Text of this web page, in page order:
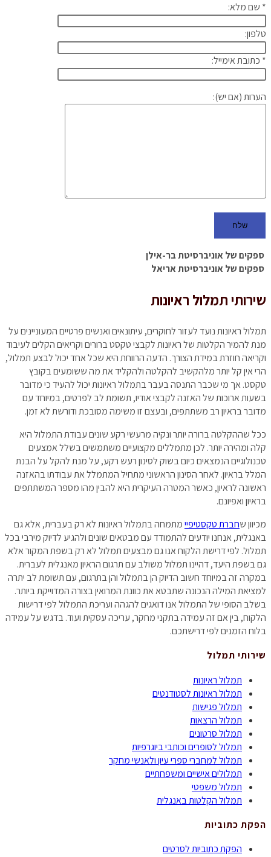
* שם מלא:
טלפון:
* כתובת אימייל:
הערות (אם יש):
ספקים של אוניברסיטת בר-אילן
ספקים של אוניברסיטת אריאל
שירותי תמלול ראיונות
תמלול ראיונות נועד לעזור לחוקרים, עיתונאים ואנשים פרטיים המעוניינים על
מנת להמיר הקלטות של ראיונות לקבצי טקסט ברורים וקריאים הקלים לעיבוד
וקריאה חוזרת במידת הצורך. הדעה הרווחת היא שכל אחד יכול לבצע תמלול,
הרי אין קל יותר מלהקשיב להקלטה ולהקליד את מה ששומעים בקובץ
טקסט. אך מי שכבר התנסה בעבר בתמלול ראיונות יכול להעיד כי מדובר
בשעות ארוכות של האזנה לקבצי אודיו, תשומת לב לפרטים, במיוחד עם
מדובר בראיון רב משתתפים, ובעצם זו משימה מסובכת ודורשת לא זמן.
ככל שההקלטה ברורה יותר ונקיה מרעשי רקע שונים עבודת התמלול היא
קלה ומהירה יותר. לכן מתמללים מקצועיים משתמשים בשלל אמצעים
טכנולוגיים הנמצאים כיום בשוק לסינון רעש רקע, על מנת להקל על הבנת
המלל בראיון. לאחר הסינון הראשוני מתחיל המתמלל את עבודתו בהאזנה
ראשונה לראיון, כאשר המטרה העיקרית היא להבין מהו מספר המשתתפים
בראיון ואפיונם.
מכיוון שחברת טקסטיפיימתמחה בתמלול ראיונות לא רק בעברית, אלא גם
באנגלית, אנחנו יודעים להתמודד עם מבטאים שונים ולהגיע לדיוק מירבי בכל
תמלול. לפי דרישת הלקוח אנו גם מבצעים תמלול לא רק בשפת המקור אלא
גם בשפת היעד, דהיינו תמלול משולב עם תרגום הראיון מאנגלית לעברית.
במקרה זה במיוחד חשוב הדיוק הן בתמלול והן בתרגום, עם תשומת לב יתרה
למציאת המילה הנכונה שתבטא את כוונת המרואין בצורה המדוייקת ביותר.
בשלב הסופי של התמלול אנו דואגים להגהה ועריכת התמלול לפי דרישות
הלקוח, בין אם זה עמידה בתקני מחקר, עריכה עסקית ועוד. בדגש על עמידה
בלוח הזמנים לפי דרישתכם.
שירותי תמלול
תמלול ראיונות
תמלול ראיונות לסטודנטים
תמלול פגישות
תמלול הרצאות
תמלול סרטונים
תמלול לסופרים וכותבי ביוגרפיות
תמלול למחברי ספרי עיון ולאנשי מחקר
תמלולים אישיים ומשפחתיים
תמלול משפטי
תמלול הקלטות באנגלית
הפקת כתוביות
הפקת כתוביות לסרטים